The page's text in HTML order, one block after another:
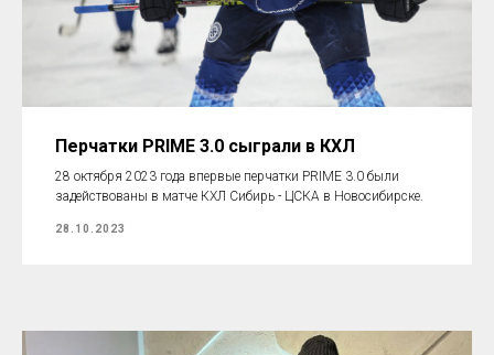
Перчатки PRIME 3.0 сыграли в КХЛ
28 октября 2023 года впервые перчатки PRIME 3.0 были
задействованы в матче КХЛ Сибирь - ЦСКА в Новосибирске.
28.10.2023